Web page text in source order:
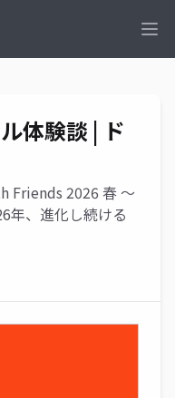
体験談 | ド
Friends 2026 春 ～
年、進化し続ける